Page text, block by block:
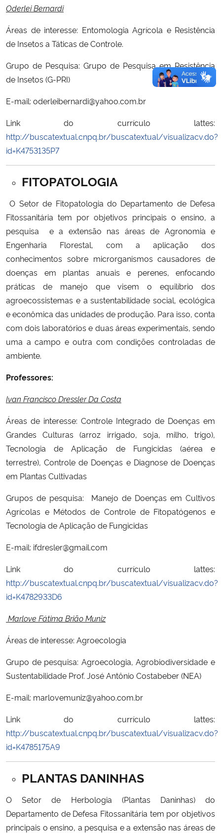
Oderlei Bernardi
Áreas de interesse: Entomologia Agrícola e Resistência
de Insetos a Táticas de Controle.
Grupo de Pesquisa: Grupo de Pesquisa em Resistência
de Insetos (G-PRI)
E-mail: oderleibernardi@yahoo.com.br
Link do currículo lattes:
http://buscatextual.cnpq.br/buscatextual/visualizacv.do?
id=K4753135P7
FITOPATOLOGIA
O Setor de Fitopatologia do Departamento de Defesa
Fitossanitária tem por objetivos principais o ensino, a
pesquisa e a extensão nas áreas de Agronomia e
Engenharia Florestal, com a aplicação dos
conhecimentos sobre microrganismos causadores de
doenças em plantas anuais e perenes, enfocando
práticas de manejo que visem o equilíbrio dos
agroecossistemas e a sustentabilidade social, ecológica
e econômica das unidades de produção. Para isso, conta
com dois laboratórios e duas áreas experimentais, sendo
uma a campo e outra com condições controladas de
ambiente.
Professores:
Ivan Francisco Dressler Da Costa
Áreas de interesse: Controle Integrado de Doenças em
Grandes Culturas (arroz irrigado, soja, milho, trigo),
Tecnologia de Aplicação de Fungicidas (aérea e
terrestre), Controle de Doenças e Diagnose de Doenças
em Plantas Cultivadas
Grupos de pesquisa:
Manejo de Doenças em Cultivos
Agrícolas e Métodos de Controle de Fitopatógenos e
Tecnologia de Aplicação de Fungicidas
E-mail: ifdresler@gmail.com
Link do currículo lattes:
http://buscatextual.cnpq.br/buscatextual/visualizacv.do?
id=K4782933D6
Marlove Fátima Brião Muniz
Áreas de interesse: Agroecologia
Grupo de pesquisa: Agroecologia, Agrobiodiversidade e
Sustentabilidade Prof. José Antônio Costabeber (NEA)
E-mail: marlovemuniz@yahoo.com.br
Link do currículo lattes:
http://buscatextual.cnpq.br/buscatextual/visualizacv.do?
id=K4785175A9
PLANTAS DANINHAS
O Setor de Herbologia (Plantas Daninhas) do
Departamento de Defesa Fitossanitária tem por objetivos
principais o ensino, a pesquisa e a extensão nas áreas de